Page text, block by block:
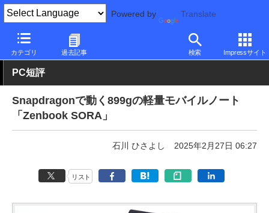
Powered by Translate
カテゴリ 過去記事 検索 Impressサイト
PC Watch パソコン/タブレット/スマートフォン モバイルノート
PC短評
Snapdragonで動く899gの軽量モバイルノート
「Zenbook SORA」
石川 ひさよし 2025年2月27日 06:27
リスト